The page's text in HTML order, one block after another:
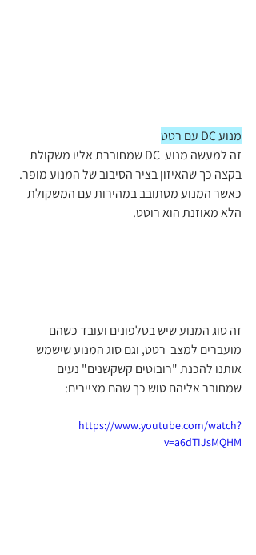
מנוע DC עם רטט
זה למעשה מנוע  DC שמחוברת אליו משקולת
בקצה כך שהאיזון בציר הסיבוב של המנוע מופר.
כאשר המנוע מסתובב במהירות עם המשקולת
הלא מאוזנת הוא רוטט.
זה סוג המנוע שיש בטלפונים ועובד כשהם
מועברים למצב  רטט, וגם סוג המנוע שישמש
אותנו להכנת "רובוטים קשקשנים" נעים
שמחובר אליהם טוש כך שהם מציירים:
https://www.youtube.com/watch?
v=a6dTIJsMQHM